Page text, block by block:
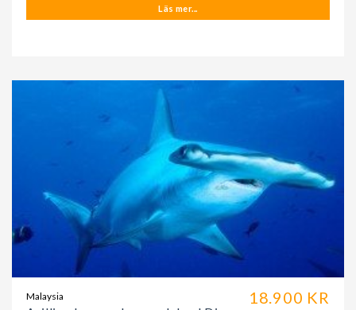
Läs mer...
18.900 KR
Malaysia